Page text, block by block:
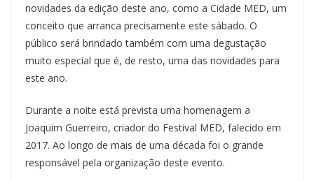
novidades da edição deste ano, como a Cidade MED, um
conceito que arranca precisamente este sábado. O
público será brindado também com uma degustação
muito especial que é, de resto, uma das novidades para
este ano.
Durante a noite está prevista uma homenagem a
Joaquim Guerreiro, criador do Festival MED, falecido em
2017. Ao longo de mais de uma década foi o grande
responsável pela organização deste evento.